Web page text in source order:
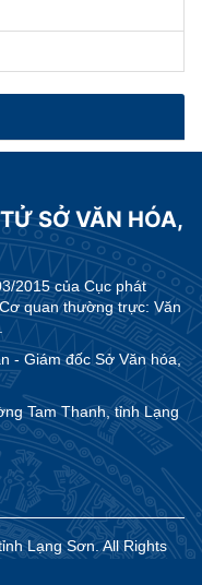
SỞ VĂN HÓA,
2015 của Cục phát
quan thường trực: Văn
- Giám đốc Sở Văn hóa,
Tam Thanh, tỉnh Lạng
Lạng Sơn. All Rights